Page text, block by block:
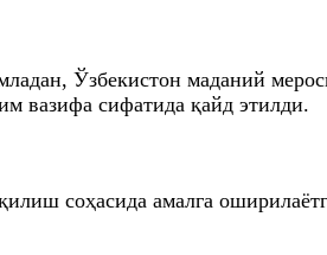
Ўзбекистон маданий
вазифа сифатида қайд этилди.
соҳасида амалга